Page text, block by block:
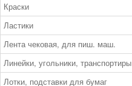
Краски
Ластики
Лента чековая, для пиш. маш.
Линейки, угольники, транспортиры
Лотки, подставки для бумаг